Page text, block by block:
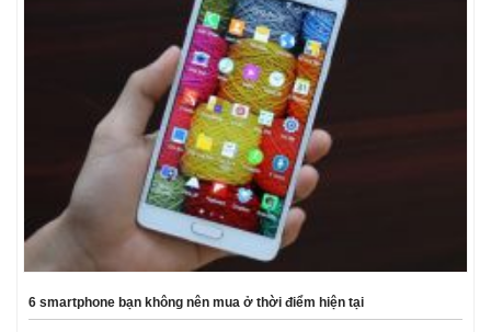
6 smartphone bạn không nên mua ở thời điểm hiện tại